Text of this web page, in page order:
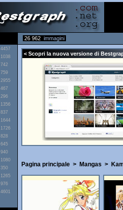
26 962 immagini
4457
1038
742
759
2955
467
296
1356
837
1644
1726
828
645
940
1080
350
1265
976
4601
< Scopri la nuova versione di
Pagina principale> Mangas >